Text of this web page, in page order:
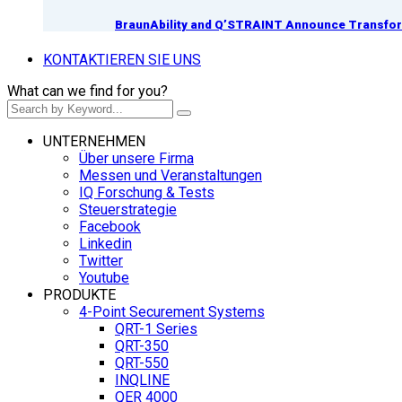
BraunAbility and Q’STRAINT Announce
KONTAKTIEREN SIE UNS
What can we find for you?
UNTERNEHMEN
Über unsere Firma
Messen und Veranstaltungen
IQ Forschung & Tests
Steuerstrategie
Facebook
Linkedin
Twitter
Youtube
PRODUKTE
4-Point Securement Systems
QRT-1 Series
QRT-350
QRT-550
INQLINE
QER 4000